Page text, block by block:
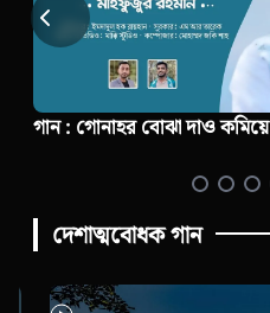
গান : গোনাহর বোঝা দাও কমিয়ে
দেশাত্মবোধক গান